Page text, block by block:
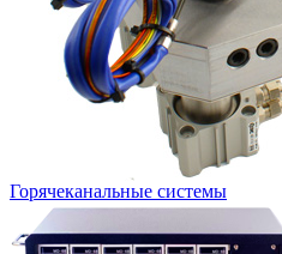
Горячеканальные системы